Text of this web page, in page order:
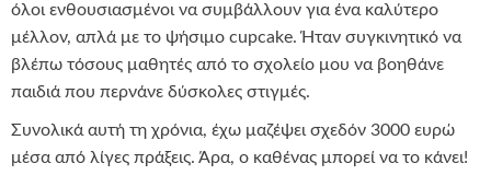
όλοι ενθουσιασμένοι να συμβάλλουν για ένα καλύτερο
μέλλον, απλά με το ψήσιμο cupcake. Ήταν συγκινητικό να
βλέπω τόσους μαθητές από το σχολείο μου να βοηθάνε
παιδιά που περνάνε δύσκολες στιγμές.
Συνολικά αυτή τη χρόνια, έχω μαζέψει σχεδόν 3000 ευρώ
μέσα από λίγες πράξεις. Άρα, ο καθένας μπορεί να το κάνει!